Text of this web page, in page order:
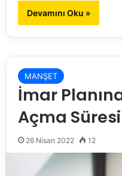
Devamını Oku »
MANŞET
İmar
Açma Süresi
26 Nisan 2022 12